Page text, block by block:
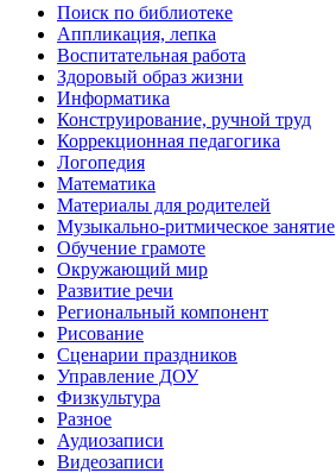
Поиск по библиотеке
Аппликация, лепка
Воспитательная работа
Здоровый образ жизни
Информатика
Конструирование, ручной труд
Коррекционная педагогика
Логопедия
Математика
Материалы для родителей
Музыкально-ритмическое занятие
Обучение грамоте
Окружающий мир
Развитие речи
Региональный компонент
Рисование
Сценарии праздников
Управление ДОУ
Физкультура
Разное
Аудиозаписи
Видеозаписи